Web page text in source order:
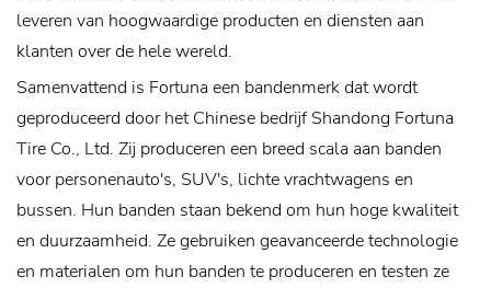
leveren van hoogwaardige producten en diensten aan
klanten over de hele wereld.
Samenvattend is Fortuna een bandenmerk dat wordt
geproduceerd door het Chinese bedrijf Shandong Fortuna
Tire Co., Ltd. Zij produceren een breed scala aan banden
voor personenauto's, SUV's, lichte vrachtwagens en
bussen. Hun banden staan ​​bekend om hun hoge kwaliteit
en duurzaamheid. Ze gebruiken geavanceerde technologie
en materialen om hun banden te produceren en testen ze